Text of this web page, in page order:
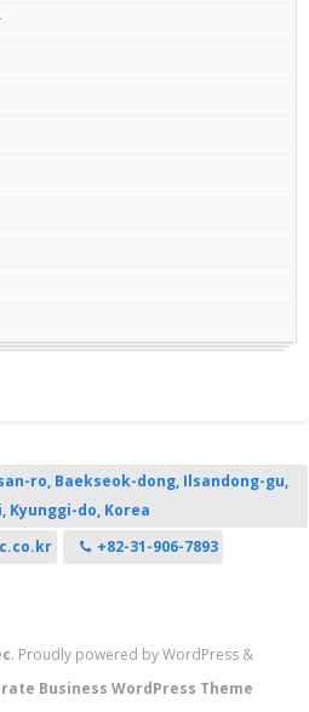
ro, Baekseok-dong, Ilsandong-gu,
Kyunggi-do, Korea
+82-31-906-7893
. Proudly powered by WordPress &
Business WordPress Theme